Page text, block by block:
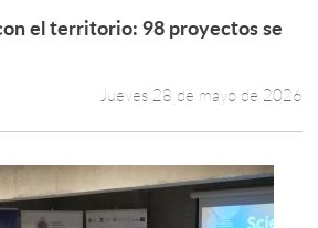
Leer más +
el territorio: 98 proyectos se
Jueves 28 de mayo de 2026